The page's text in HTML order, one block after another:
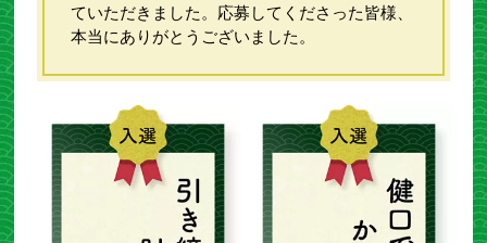
ていただきました。応募してくださった皆様、
本当にありがとうございました。